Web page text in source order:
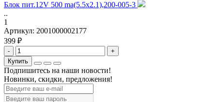
Блок пит.12V 500 ma(5.5x2.1),200-005-3
..
1
Артикул: 2001000002177
399 ₽
-
+
Купить
Подпишитесь на наши новости!
Новинки, скидки, предложения!